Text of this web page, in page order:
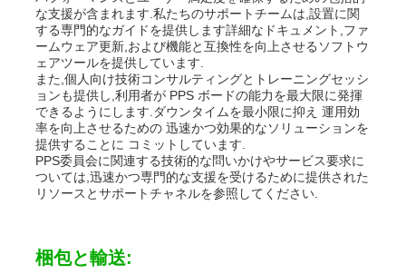
な支援が含まれます.私たちのサポートチームは,設置に関
する専門的なガイドを提供します詳細なドキュメント,ファ
ームウェア更新,および機能と互換性を向上させるソフトウ
ェアツールを提供しています.
また,個人向け技術コンサルティングとトレーニングセッシ
ョンも提供し,利用者が PPS ボードの能力を最大限に発揮
できるようにします.ダウンタイムを最小限に抑え 運用効
率を向上させるための 迅速かつ効果的なソリューションを
提供することに コミットしています.
PPS委員会に関連する技術的な問いかけやサービス要求に
ついては,迅速かつ専門的な支援を受けるために提供された
リソースとサポートチャネルを参照してください.
梱包と輸送: